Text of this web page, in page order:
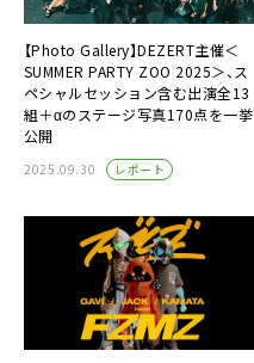
【Photo Gallery】DEZERT主催＜
SUMMER PARTY ZOO 2025＞、ス
ペシャルセッション含む出演全13
組＋αのステージ写真170点を一挙
公開
2025.09.30 レポート